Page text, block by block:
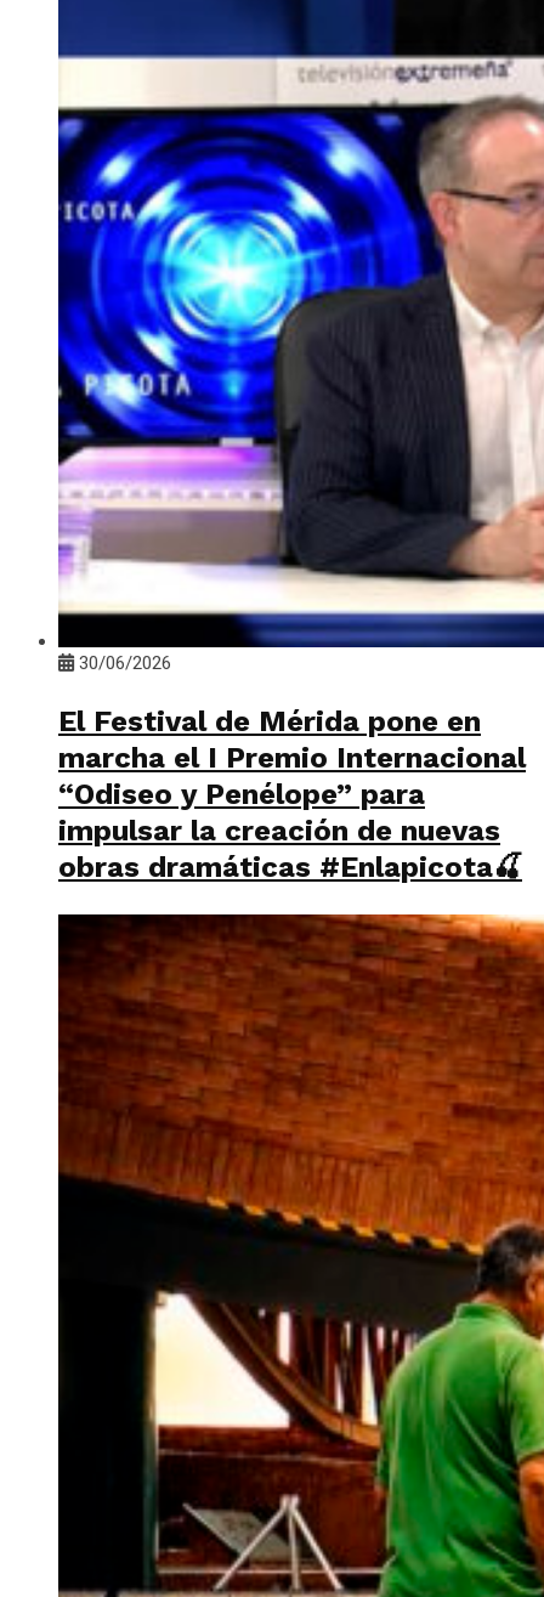
30/06/2026
El Festival de Mérida pone en
marcha el I Premio Internacional
“Odiseo y Penélope” para
impulsar la creación de nuevas
obras dramáticas #Enlapicota🍒